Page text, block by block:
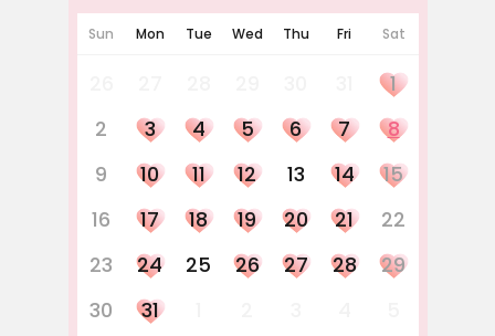
Sun Mon Tue Wed Thu Fri Sat
1
2
3 4 5 6 7
8
9
10 11 12 13 14
15
16
17 18 19 20 21
22
23
24 25 26 27 28
29
30
31